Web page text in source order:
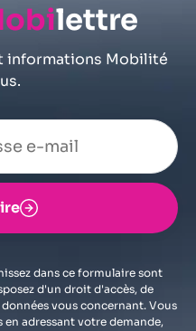
lettre
informations Mobilité
dans ce formulaire sont
d'un droit d'accès, de
vous concernant. Vous
adressant votre demande,